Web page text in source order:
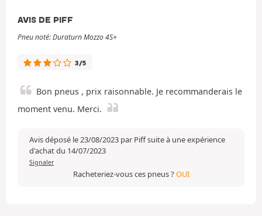
AVIS DE PIFF
Pneu noté: Duraturn Mozzo 4S+
3/5
Bon pneus , prix raisonnable. Je recommanderais le
moment venu. Merci.
Avis déposé le 23/08/2023 par Piff suite à une expérience
d'achat du 14/07/2023
Signaler
Racheteriez-vous ces pneus ?OUI